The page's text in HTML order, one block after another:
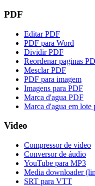
PDF
Editar PDF
PDF para Word
Dividir PDF
Reordenar paginas
Mesclar PDF
PDF para imagem
Imagens para PDF
Marca d'agua PDF
Marca d'agua em lote
Video
Compressor de video
Conversor de áudio
YouTube para MP3
Media downloader
SRT para VTT